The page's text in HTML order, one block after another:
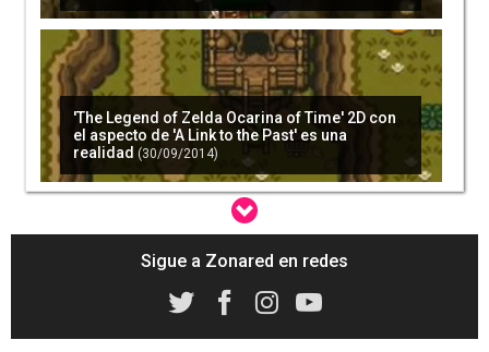
'The Legend of Zelda Ocarina of Time' 2D con
el aspecto de 'A Link to the Past' es una
realidad (30/09/2014)
'Ocarina of Time', recreada con Unreal Engine
Sigue a Zonared en redes